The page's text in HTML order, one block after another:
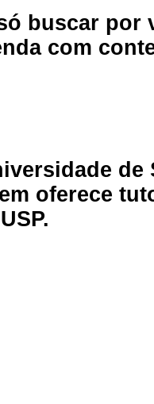
buscar por
com
oferece